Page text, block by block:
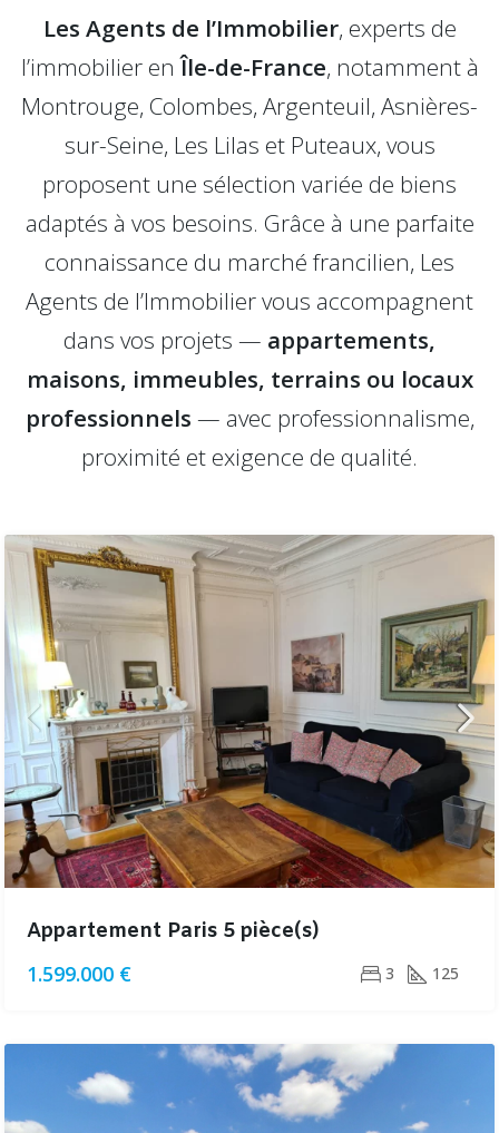
Les Agents de l’Immobilier, experts de
l’immobilier enÎle-de-France, notamment à
Montrouge, Colombes, Argenteuil, Asnières-
sur-Seine, Les Lilas et Puteaux, vous
proposent une sélection variée de biens
adaptés à vos besoins. Grâce à une parfaite
connaissance du marché francilien, Les
Agents de l’Immobilier vous accompagnent
dans vos projets — appartements,
maisons, immeubles, terrains ou locaux
professionnels — avec professionnalisme,
proximité et exigence de qualité.
Appartement Paris 5 pièce(s)
1.599.000 €
3 125